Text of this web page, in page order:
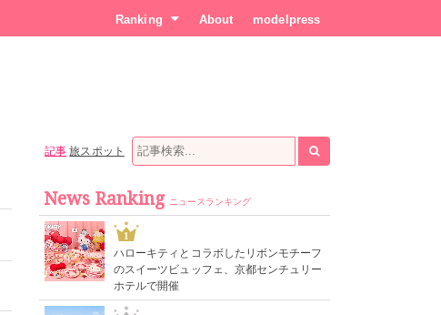
Ranking About modelpress
記事 旅スポット
News Ranking ニュースランキング
1
ハローキティとコラボしたリボンモチーフ
のスイーツビュッフェ、京都センチュリー
ホテルで開催